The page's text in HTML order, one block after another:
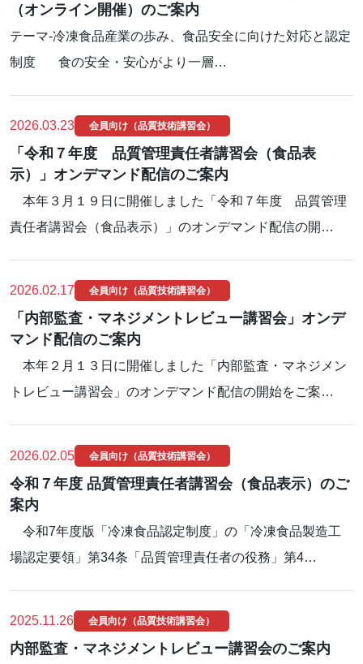
（オンライン開催）のご案内
テーマ‐冷凍食品産業の歩み、食品安全に向けた対応と認定
制度 食の安全・安心がより一層…
2026.03.23 会員向け（品質技術講習会）
「令和７年度 品質管理責任者講習会（食品表
示）」オンデマンド配信のご案内
本年３月１９日に開催しました「令和７年度 品質管理
責任者講習会（食品表示）」のオンデマンド配信の開…
2026.02.17 会員向け（品質技術講習会）
「内部監査・マネジメントレビュー講習会」オンデ
マンド配信のご案内
本年２月１３日に開催しました「内部監査・マネジメン
トレビュー講習会」のオンデマンド配信の開始をご案…
2026.02.05 会員向け（品質技術講習会）
令和７年度 品質管理責任者講習会（食品表示）のご
案内
令和7年度版「冷凍食品認定制度」の「冷凍食品製造工
場認定要領」第34条「品質管理責任者の役務」第4…
2025.11.26 会員向け（品質技術講習会）
内部監査・マネジメントレビュー講習会のご案内